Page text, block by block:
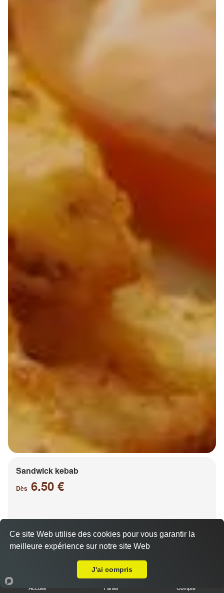
Sandwick kebab
Dès 6.50 €
Accueil Panier Compte
Ce site Web utilise des cookies pour vous garantir la
meilleure expérience sur notre site Web
J'ai compris